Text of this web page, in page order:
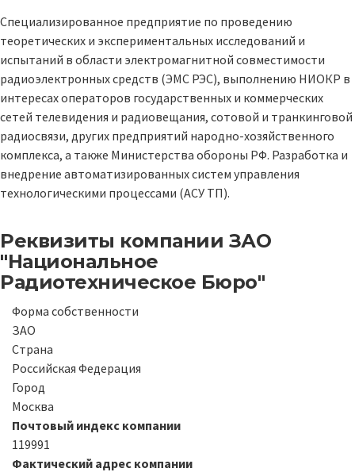
Cпециализированное предприятие по проведению
теоретических и экспериментальных исследований и
испытаний в области электромагнитной совместимости
радиоэлектронных средств (ЭМС РЭС), выполнению НИОКР в
интересах операторов государственных и коммерческих
сетей телевидения и радиовещания, сотовой и транкинговой
радиосвязи, других предприятий народно-хозяйственного
комплекса, а также Министерства обороны РФ. Разработка и
внедрение автоматизированных систем управления
технологическими процессами (АСУ ТП).
Реквизиты компании ЗАО
"Национальное
Радиотехническое Бюро"
Форма собственности
ЗАО
Страна
Российская Федерация
Город
Москва
Почтовый индекс компании
119991
Фактический адрес компании